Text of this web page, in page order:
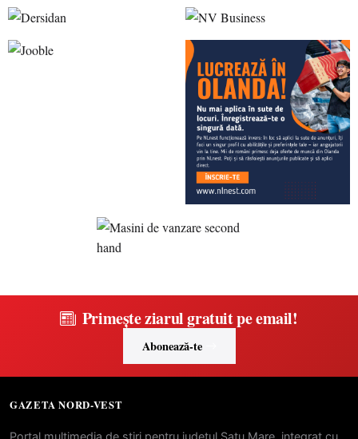
Primește ziarul gratuit pe email!
Abonează-te
GAZETA NORD-VEST
Portal multimedia de stiri pentru judetul Satu Mare, integrat cu